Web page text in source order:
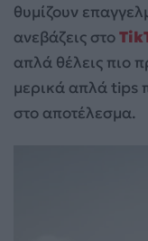
θυμίζουν
ανεβάζεις στο
απλά θέλεις πιο
μερικά απλά tips
στο αποτέλεσμα.